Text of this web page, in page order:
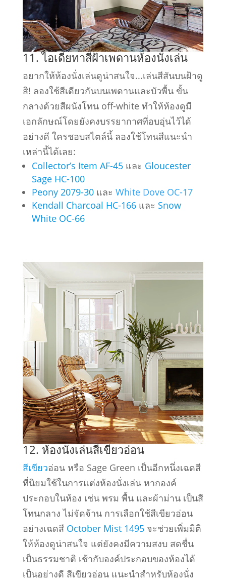
11. ไอเดียทาสีฝ้าเพดานห้องนั่งเล่น
อยากให้ห้องนั่งเล่นดูน่าสนใจ...เล่นสีสันบนฝ้าดู
สิ! ลองใช้สีเดียวกันบนเพดานและบัวพื้น ขั้น
กลางด้วยสีผนังโทน off-white ทำให้ห้องดูมี
เอกลักษณ์โดยยังคงบรรยากาศที่อบอุ่นไว้ได้
อย่างดี ใครชอบสไตล์นี้ ลองใช้โทนสีแนะนำ
เหล่านี้ได้เลย:
Collector’s Item AF-45และ Gloucester
Sage HC-100
Peony 2079-30และ White Dove OC-17
Kendall Charcoal HC-166และ Snow
White OC-66
12. ห้องนั่งเล่นสีเขียวอ่อน
สีเขียวอ่อน หรือ Sage Green เป็นอีกหนึ่งเฉดสี
ที่นิยมใช้ในการแต่งห้องนั่งเล่น หากองค์
ประกอบในห้อง เช่น พรม พื้น และผ้าม่าน เป็นสี
โทนกลาง ไม่จัดจ้าน การเลือกใช้สีเขียวอ่อน
อย่างเฉดสี October Mist 1495จะช่วยเพิ่มมิติ
ให้ห้องดูน่าสนใจ แต่ยังคงมีความสงบ สดชื่น
เป็นธรรมชาติ เช้ากับองค์ประกอบของห้องได้
เป็นอย่างดี สีเขียวอ่อน แนะนำสำหรับห้องนั่ง